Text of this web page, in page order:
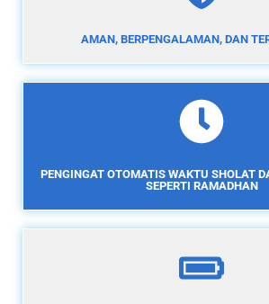
AMAN, BERPENGALAMAN, DAN
PENGINGAT OTOMATIS WAKTU SHOLAT
SEPERTI RAMADHAN